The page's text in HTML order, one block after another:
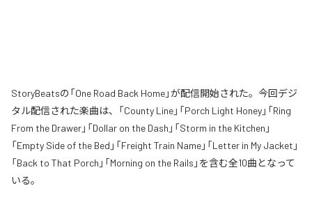
StoryBeatsの「One Road Back Home」が配信開始された。今回デジ
タル配信された楽曲は、「County Line」「Porch Light Honey」「Ring
From the Drawer」「Dollar on the Dash」「Storm in the Kitchen」
「Empty Side of the Bed」「Freight Train Name」「Letter in My Jacket」
「Back to That Porch」「Morning on the Rails」を含む全10曲となって
いる。